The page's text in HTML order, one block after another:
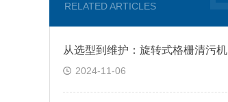
RELATED ARTICLES
2024-11-06